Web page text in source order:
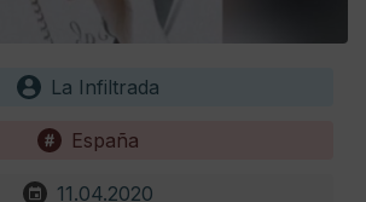
La Infiltrada
España
11.04.2020